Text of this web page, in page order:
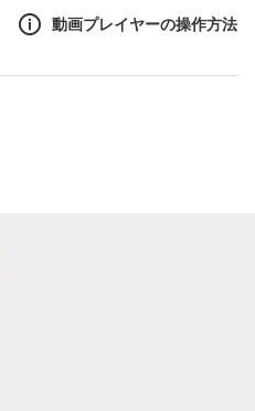
動画プレイヤーの操作方法